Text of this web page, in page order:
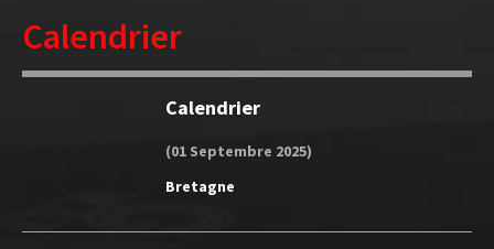
Calendrier
Calendrier
(01 Septembre 2025)
Bretagne